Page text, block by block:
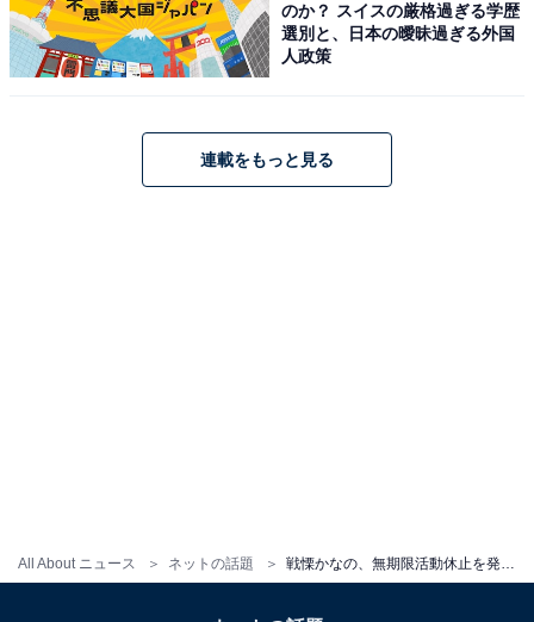
All About ニュース ネットの話題
のか？ スイスの厳格過ぎる学歴
選別と、日本の曖昧過ぎる外国
人政策
連載をもっと見る